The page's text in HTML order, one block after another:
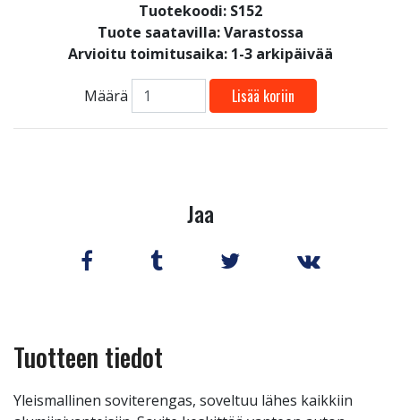
Tuotekoodi: S152
Tuote saatavilla:Varastossa
Arvioitu toimitusaika: 1-3 arkipäivää
Määrä Lisää koriin
Jaa
Tuotteen tiedot
Yleismallinen soviterengas, soveltuu lähes kaikkiin